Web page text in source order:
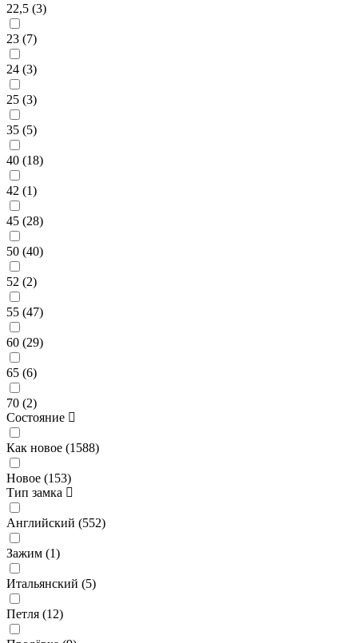
22,5 (3)
23 (7)
24 (3)
25 (3)
35 (5)
40 (18)
42 (1)
45 (28)
50 (40)
52 (2)
55 (47)
60 (29)
65 (6)
70 (2)
Состояние
Как новое (1588)
Новое (153)
Тип замка
Английский (552)
Зажим (1)
Итальянский (5)
Петля (12)